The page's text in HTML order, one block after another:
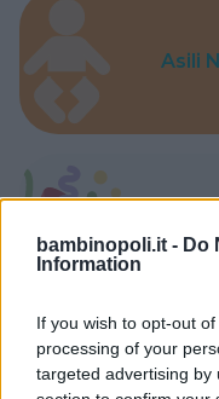
bambinopoli.it - Do
Information
If you wish to opt-out
processing of your
targeted advertising by
Asili